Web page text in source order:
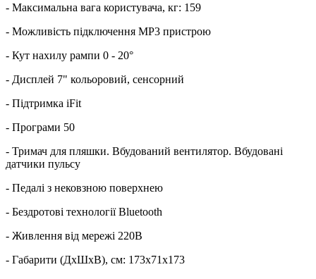
- Максимальна вага користувача, кг: 159
- Можливість підключення MP3 пристрою
- Кут нахилу рампи 0 - 20°
- Дисплей 7" кольоровий, сенсорний
- Підтримка iFit
- Програми 50
- Тримач для пляшки. Вбудований вентилятор. Вбудовані
датчики пульсу
- Педалі з нековзною поверхнею
- Бездротові технології Bluetooth
- Живлення від мережі 220В
- Габарити (ДхШхВ), см: 173х71х173